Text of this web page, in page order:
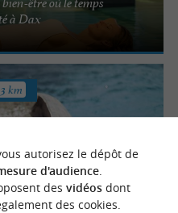
à Dax
forme aquatique à
lès-Dax
km
autorisez le dépôt de
d'audience.
des vidéosdont
des cookies.